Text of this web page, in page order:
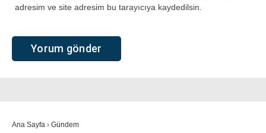
adresim ve site adresim bu tarayıcıya kaydedilsin.
Ana Sayfa › Gündem